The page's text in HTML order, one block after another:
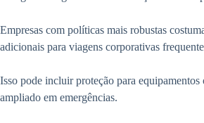
Empresas com políticas mais robustas
adicionais para viagens corporativas
Isso pode incluir proteção para
ampliado em emergências.